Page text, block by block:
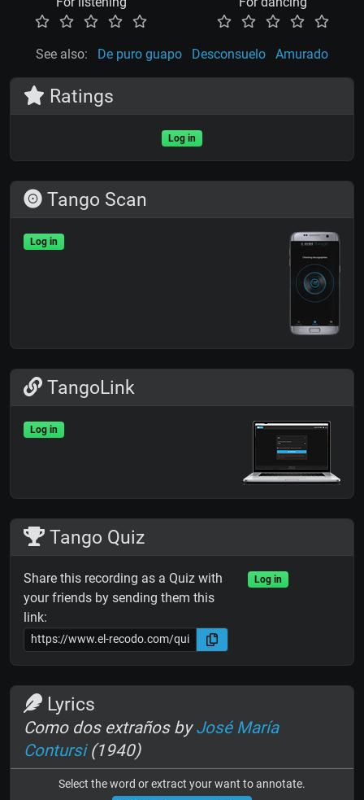
See also: De puro guapo Desconsuelo Amurado
Ratings
Log in
Tango Scan
Log in
TangoLink
Log in
Tango Quiz
Share this recording as a Quiz with
your friends by sending them this
link:
Log in
Lyrics
Como dos extraños byJosé María
Contursi(1940)
Select the word or extract your want to annotate.